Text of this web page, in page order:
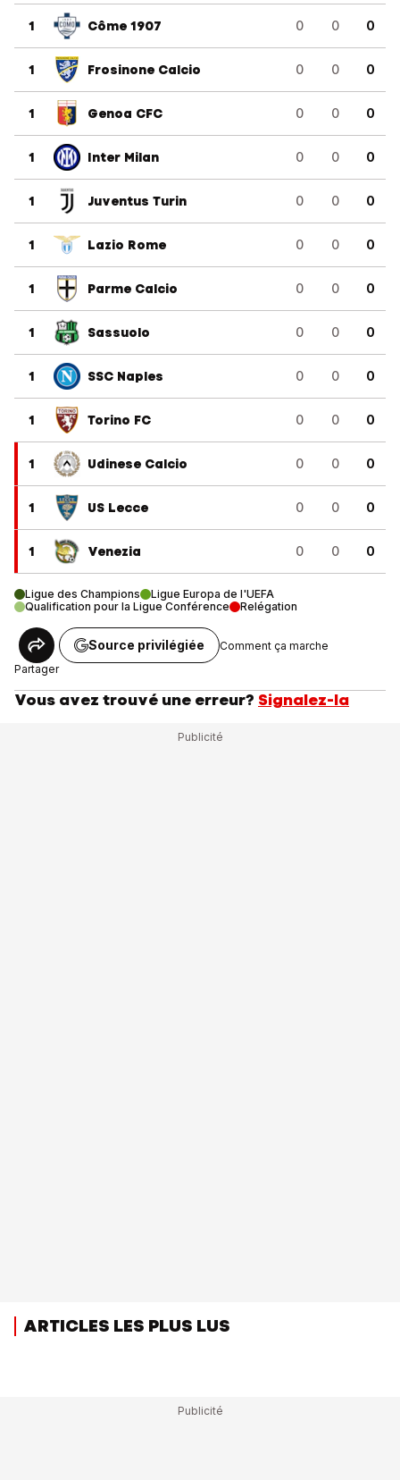
1 Côme 1907 0 0 0
1 Frosinone Calcio 0 0 0
1 Genoa CFC 0 0 0
1 Inter Milan 0 0 0
1 Juventus Turin 0 0 0
1 Lazio Rome 0 0 0
1 Parme Calcio 0 0 0
1 Sassuolo 0 0 0
1 SSC Naples 0 0 0
1 Torino FC 0 0 0
1 Udinese Calcio 0 0 0
1 US Lecce 0 0 0
1 Venezia 0 0 0
Ligue des Champions
Ligue Europa de l'UEFA
Qualification pour la Ligue Conférence
Relégation
Partager
Source privilégiée Comment ça marche
Vous avez trouvé une erreur? Signalez-la
ARTICLES LES PLUS LUS